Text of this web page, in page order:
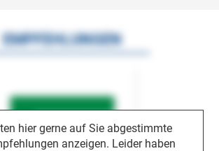
hier gerne auf Sie abgestimmte
anzeigen. Leider haben
EMPFEHLUNGEN